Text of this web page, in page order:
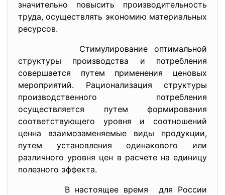
значительно повысить производительность
труда, осуществлять экономию материальных
ресурсов.
Стимулирование оптимальной
структуры производства и потребления
совершается путем применения ценовых
мероприятий. Рационализация структуры
производственного потребления
осуществляется путем формирования
соответствующего уровня и соотношений
ценна взаимозаменяемые виды продукции,
путем установления одинакового или
различного уровня цен в расчете на единицу
полезного эффекта.
В настоящее время для России